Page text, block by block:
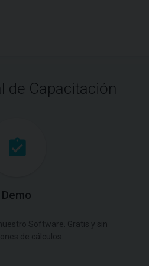
de Capacitación
Demo
Software. Gratis y sin
de cálculos.